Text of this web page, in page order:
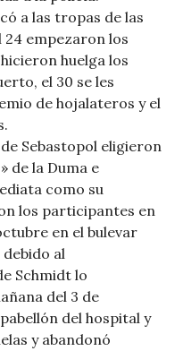
a las tropas de las
24 empezaron los
huelga los
el 30 se les
de hojalateros y el
Sebastopol eligieron
de la Duma e
como su
los participantes en
en el bulevar
al
Schmidt lo
del 3 de
del hospital y
y abandonó